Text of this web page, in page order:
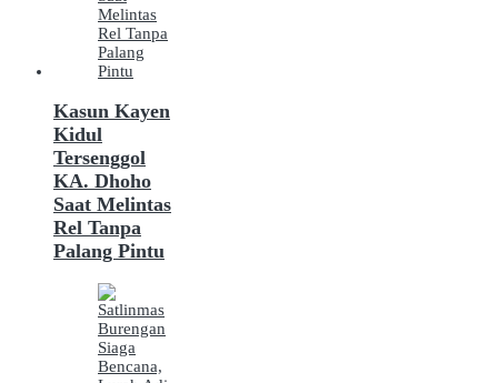
Kasun Kayen
Kidul
Tersenggol
KA. Dhoho
Saat Melintas
Rel Tanpa
Palang Pintu